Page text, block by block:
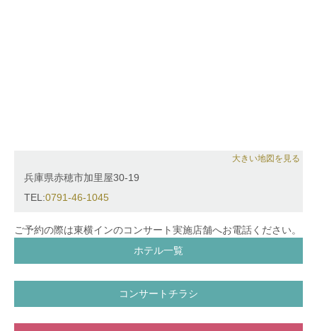
大きい地図を見る
兵庫県赤穂市加里屋30-19
TEL:0791-46-1045
ご予約の際は東横インのコンサート実施店舗へお電話ください。
ホテル一覧
コンサートチラシ